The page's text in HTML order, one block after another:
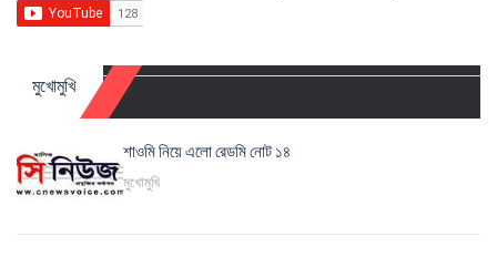
মুখোমুখি
শাওমি নিয়ে এলো রেডমি নোট ১৪
মুখোমুখি